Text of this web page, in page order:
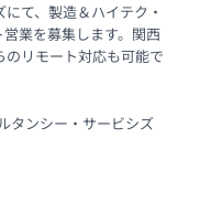
て、製造＆ハイテク・
業を募集します。関西
リモート対応も可能で
タンシー・サービシズ